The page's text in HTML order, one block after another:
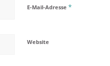
E-Mail-Adresse *
Website